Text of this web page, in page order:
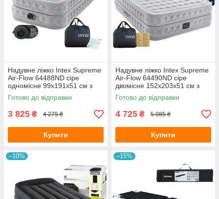
Надувне ліжко Intex Supreme
Air-Flow 64488ND сіре
одномісне 99х191х51 см з
вбудованим насосом та
сумкою
Готово до відправки
3 825 ₴ 4 275 ₴
Купити
Надувне ліжко Intex Supreme
Air-Flow 64490ND сіре
двомісне 152х203х51 см з
вбудованим насосом та
сумкою
Готово до відправки
4 725 ₴ 5 085 ₴
Купити
–10% –15%